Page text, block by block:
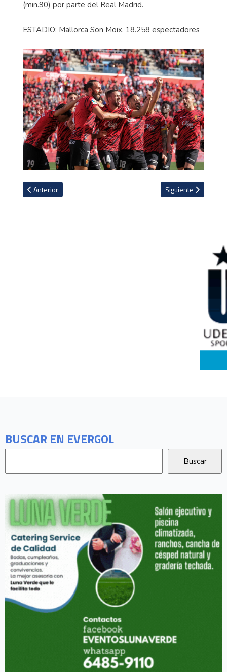
BUSCAR EN EVERGOL
(min.90) por parte del Real Madrid.
ESTADIO: Mallorca Son Moix. 18.258 espectadores
Artículo anterior: Napoli golea 0-3 al Spezia para seguir firme en
Anterior Artículo siguiente:
Siguiente